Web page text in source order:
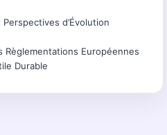
d’Évolution
Européennes
Durable